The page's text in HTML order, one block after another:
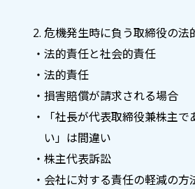
2. 危機発生時に負う取締役の法
・法的責任と社会的責任
・法的責任
・損害賠償が請求される場合
・「社長が代表取締役兼株主
い」は間違い
・株主代表訴訟
・会社に対する責任の軽減の方